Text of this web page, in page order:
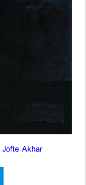
Jofte Akhar